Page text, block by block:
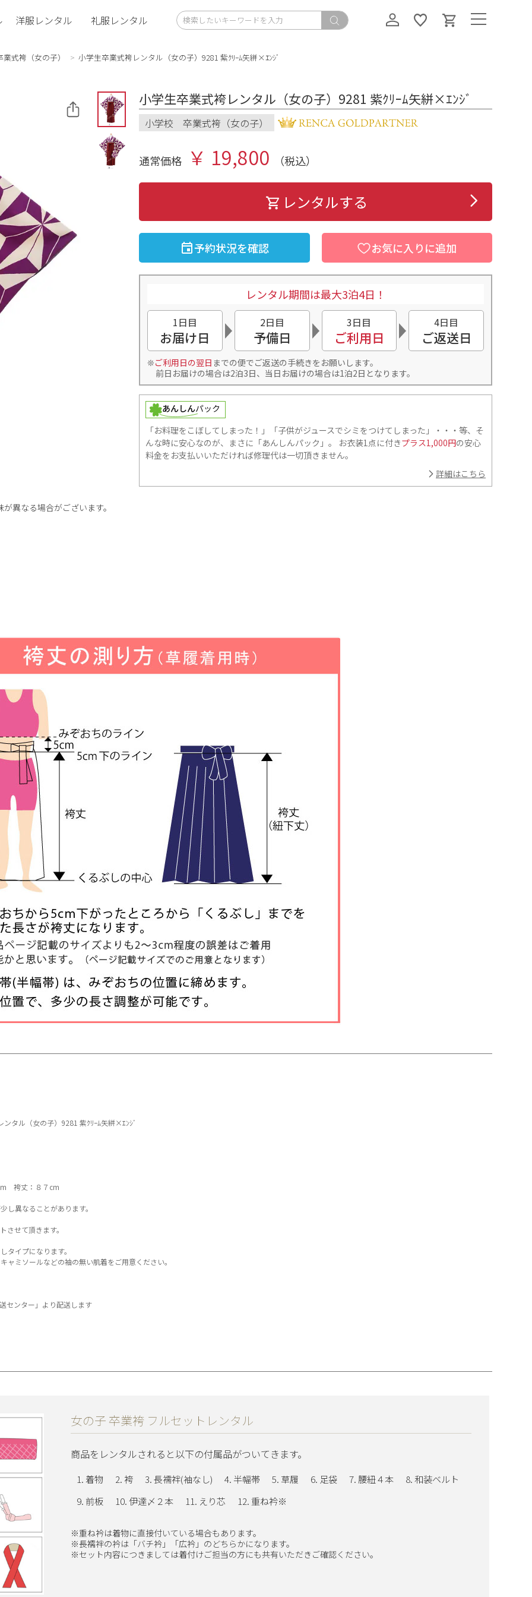
洋服レンタル 礼服レンタル
式袴（女の子） 小学生卒業式袴レンタル（女の子）9281 紫ｸﾘｰﾑ矢絣×ｴﾝｼﾞ
が異なる場合がございます。
小学生卒業式袴レンタル（女の子）9281 紫ｸﾘｰﾑ矢絣×ｴﾝｼﾞ
小学校 卒業式袴（女の子）
通常価格 ￥ 19,800 （税込）
レンタルする
予約状況を確認 お気に入りに追加
レンタル期間は最大3泊4日！
1日目
お届け日
2日目
予備日
3日目
ご利用日
4日目
ご返送日
ご利用日の翌日 までの便でご返送の手続きをお願いします。
前日お届けの場合は2泊3日、当日お届けの場合は1泊2日となります。
「お料理をこぼしてしまった！」「子供がジュースでシミをつけてしまった」・・・等、そ
んな時に安心なのが、まさに「あんしんパック」。 お衣装1点に付きプラス1,000円の安心
料金をお支払いいただければ修理代は一切頂きません。
詳細はこちら
ンタル（女の子）9281 紫ｸﾘｰﾑ矢絣×ｴﾝｼﾞ
袴丈：８７cm
異なることがあります。
せて頂きます。
タイプになります。
ャミソールなどの袖の無い肌着をご用意ください。
センター」より配送します
女の子 卒業袴 フルセットレンタル
商品をレンタルされると以下の付属品がついてきます。
着物 袴 長襦袢(袖なし) 半幅帯 草履 足袋 腰紐４本
和装ベルト
前板
伊達〆２本 えり芯 重ね衿※
※重ね衿は着物に直接付いている場合もあります。
※長襦袢の衿は「バチ衿」「広衿」のどちらかになります。
※セット内容につきましては着付けご担当の方にも共有いただきご確認ください。